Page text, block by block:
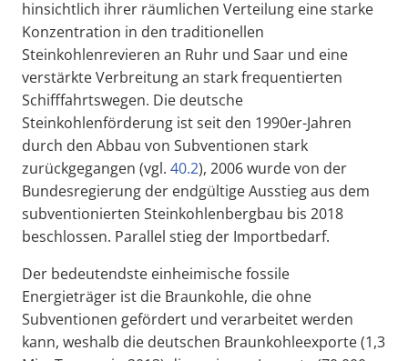
hinsichtlich ihrer räumlichen Verteilung eine starke
Konzentration in den traditionellen
Steinkohlenrevieren an Ruhr und Saar und eine
verstärkte Verbreitung an stark frequentierten
Schifffahrtswegen. Die deutsche
Steinkohlenförderung ist seit den 1990er-Jahren
durch den Abbau von Subventionen stark
zurückgegangen (vgl. 40.2), 2006 wurde von der
Bundesregierung der endgültige Ausstieg aus dem
subventionierten Steinkohlenbergbau bis 2018
beschlossen. Parallel stieg der Importbedarf.
Der bedeutendste einheimische fossile
Energieträger ist die Braunkohle, die ohne
Subventionen gefördert und verarbeitet werden
kann, weshalb die deutschen Braunkohleexporte (1,3